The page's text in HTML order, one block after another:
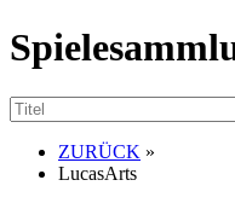
ZURÜCK »
LucasArts